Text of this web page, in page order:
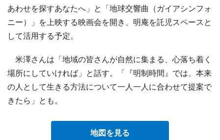
あわせを探すあなたへ」と「地球交響曲（ガイアシンフォ
ニー）」を上映する映画会を開き、明庵を託児スペースと
して活用する予定。
米澤さんは「地域の皆さんが自然に集まる、心落ち着く
場所にしていければ」と話す。「『明制時間』では、本来
の人として生きる方法について一人一人に合わせて提案で
きたら」とも。
地図を見る